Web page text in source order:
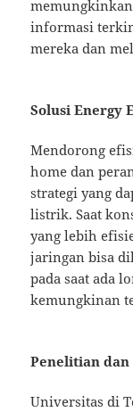
informasi
mereka dan
Solusi Energy
Mendorong
home dan
strategi yang
listrik. Saat
yang lebih
jaringan bisa
pada saat ada
kemungkinan
Penelitian
Universitas di